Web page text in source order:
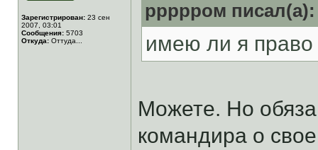
Зарегистрирован: 23 сен
2007, 03:01
Сообщения: 5703
Откуда: Оттуда...
ррррром писал(а):
имею ли я право
Можете. Но
командира о